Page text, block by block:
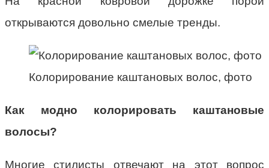
открываются довольно смелые тренды.
Колорирование каштановых волос, фото
Как модно колорировать каштановые
волосы?
Многие стилисты отвечают на этот вопрос